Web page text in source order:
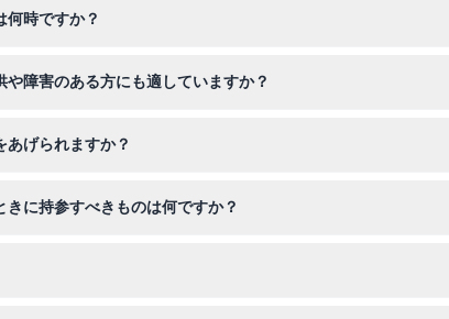
何時ですか？
障害のある方にも適していますか？
げられますか？
に持参すべきものは何ですか？